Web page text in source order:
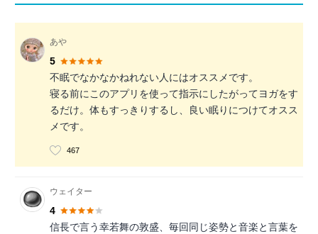
あや
5
不眠でなかなかねれない人にはオススメです。
寝る前にこのアプリを使って指示にしたがってヨガをす
るだけ。体もすっきりするし、良い眠りにつけてオスス
メです。
467
ウェイター
4
信長で言う幸若舞の敦盛、毎回同じ姿勢と音楽と言葉を